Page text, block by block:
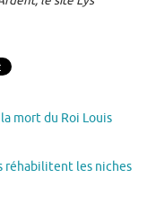
mort du Roi Louis
réhabilitent les niches